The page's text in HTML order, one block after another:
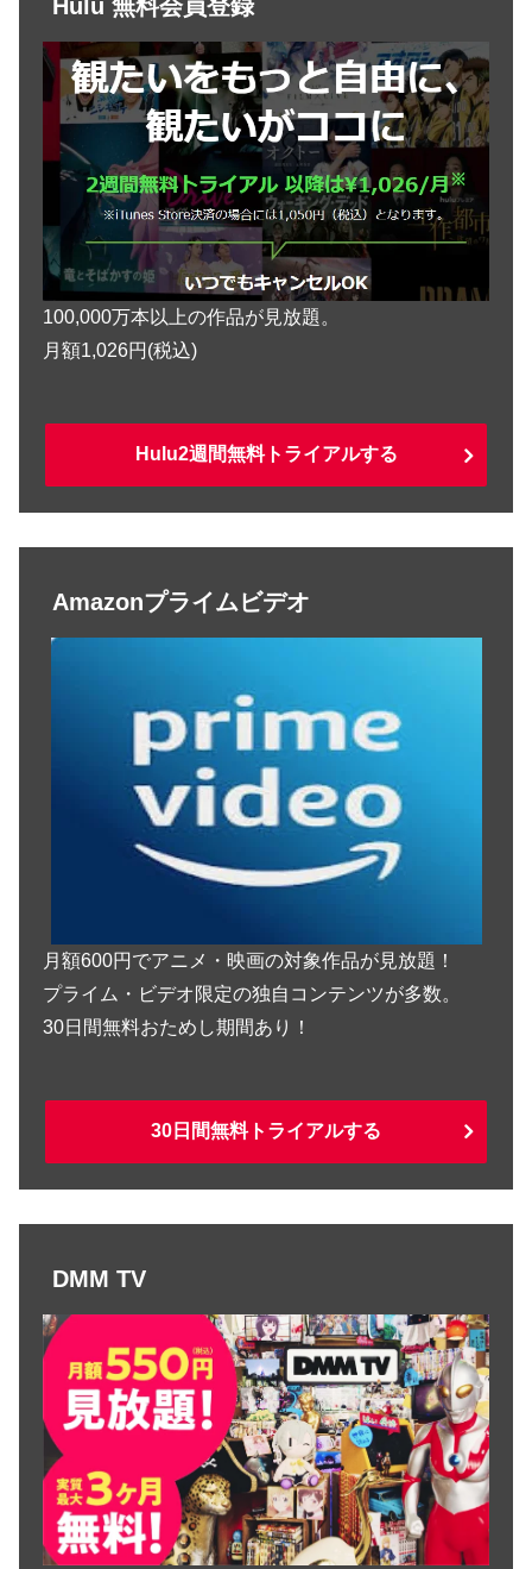
Hulu 無料会員登録
100,000万本以上の作品が見放題。
月額1,026円(税込)
Hulu2週間無料トライアルする
Amazonプライムビデオ
月額600円でアニメ・映画の対象作品が見放題！
プライム・ビデオ限定の独自コンテンツが多数。
30日間無料おためし期間あり！
30日間無料トライアルする
DMM TV